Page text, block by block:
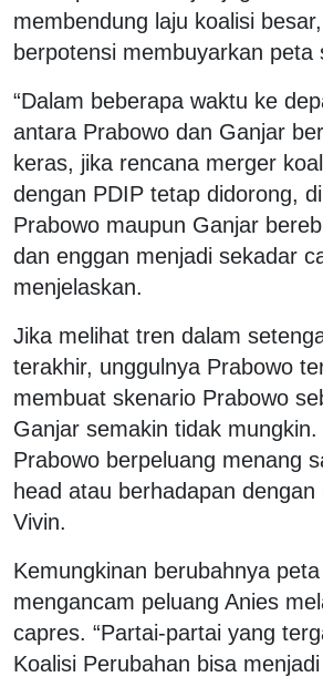
membendung laju koalisi
berpotensi membuyarkan peta
“Dalam beberapa waktu ke
antara Prabowo dan Ganjar
keras, jika rencana merger
dengan PDIP tetap didorong,
Prabowo maupun Ganjar
dan enggan menjadi sekadar
menjelaskan.
Jika melihat tren dalam
terakhir, unggulnya Prabowo
membuat skenario Prabowo
Ganjar semakin tidak mungkin.
Prabowo berpeluang menang
head atau berhadapan dengan
Vivin.
Kemungkinan berubahnya
mengancam peluang Anies
capres. “Partai-partai yang
Koalisi Perubahan bisa